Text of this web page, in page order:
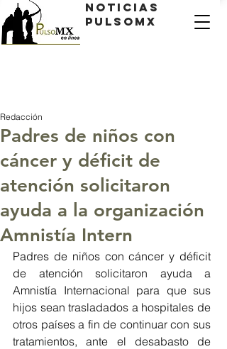
Noticias
PulsoMX
Padres de niños con
cáncer y déficit de
atención solicitaron
ayuda a la organización
Amnistía Intern
Redacción
Padres de niños con cáncer y déficit
de atención solicitaron ayuda a
Amnistía Internacional para que sus
hijos sean trasladados a hospitales de
otros países a fin de continuar con sus
tratamientos, ante el desabasto de